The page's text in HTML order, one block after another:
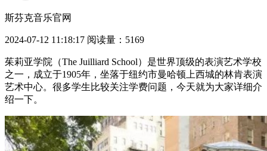
斯芬克音乐官网
2024-07-12 11:18:17 阅读量：5169
茱莉亚学院（The Juilliard School）是世界顶级的表演艺术学校
之一，成立于1905年，坐落于纽约市曼哈顿上西城的林肯表演
艺术中心。很多学生比较关注学费问题，今天就为大家详细介
绍一下。